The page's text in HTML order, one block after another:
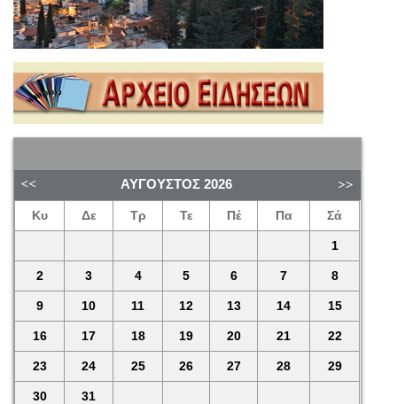
ΑΎΓΟΥΣΤΟΣ 2026
Κυ Δε Τρ Τε Πέ Πα Σά
1
2 3 4 5 6 7 8
9 10 11 12 13 14 15
16 17 18 19 20 21 22
23 24 25 26 27 28 29
30 31